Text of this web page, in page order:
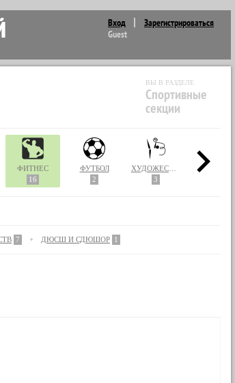
Вход
Зарегистрироваться
Guest
ВЫ В РАЗДЕЛЕ
Спортивные
секции
ФИТНЕС
16
ФУТБОЛ
2
3
ШАХМАТЫ
7 ДЮСШ И СДЮШОР 1